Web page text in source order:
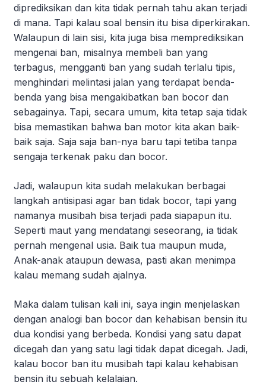
diprediksikan dan kita tidak pernah tahu akan terjadi
di mana. Tapi kalau soal bensin itu bisa diperkirakan.
Walaupun di lain sisi, kita juga bisa memprediksikan
mengenai ban, misalnya membeli ban yang
terbagus, mengganti ban yang sudah terlalu tipis,
menghindari melintasi jalan yang terdapat benda-
benda yang bisa mengakibatkan ban bocor dan
sebagainya. Tapi, secara umum, kita tetap saja tidak
bisa memastikan bahwa ban motor kita akan baik-
baik saja. Saja saja ban-nya baru tapi tetiba tanpa
sengaja terkenak paku dan bocor.
Jadi, walaupun kita sudah melakukan berbagai
langkah antisipasi agar ban tidak bocor, tapi yang
namanya musibah bisa terjadi pada siapapun itu.
Seperti maut yang mendatangi seseorang, ia tidak
pernah mengenal usia. Baik tua maupun muda,
Anak-anak ataupun dewasa, pasti akan menimpa
kalau memang sudah ajalnya.
Maka dalam tulisan kali ini, saya ingin menjelaskan
dengan analogi ban bocor dan kehabisan bensin itu
dua kondisi yang berbeda. Kondisi yang satu dapat
dicegah dan yang satu lagi tidak dapat dicegah. Jadi,
kalau bocor ban itu musibah tapi kalau kehabisan
bensin itu sebuah kelalaian.